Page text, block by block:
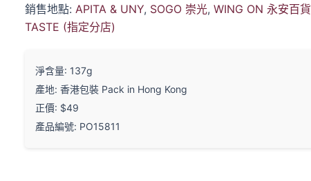
銷售地點: APITA & UNY, SOGO 崇光,WING ON 永安百貨
TASTE (指定分店)
淨含量: 137g
產地: 香港包裝 Pack in Hong Kong
正價: $49
產品編號: PO15811